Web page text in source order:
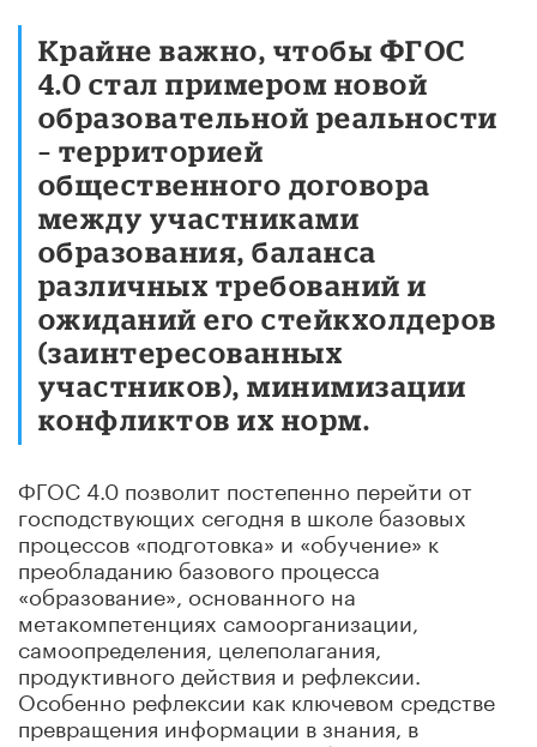
Крайне важно, чтобы ФГОС
4.0 стал примером новой
образовательной реальности
– территорией
общественного договора
между участниками
образования, баланса
различных требований и
ожиданий его стейкхолдеров
(заинтересованных
участников), минимизации
конфликтов их норм.
ФГОС 4.0 позволит постепенно перейти от
господствующих сегодня в школе базовых
процессов «подготовка» и «обучение» к
преобладанию базового процесса
«образование», основанного на
метакомпетенциях самоорганизации,
самоопределения, целеполагания,
продуктивного действия и рефлексии.
Особенно рефлексии как ключевом средстве
превращения информации в знания, в